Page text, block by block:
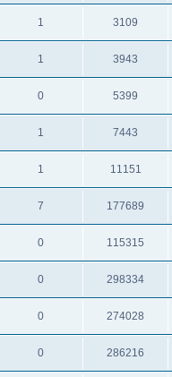
1 3109
1 3943
0 5399
1 7443
1 11151
7 177689
0 115315
0 298334
0 274028
0 286216